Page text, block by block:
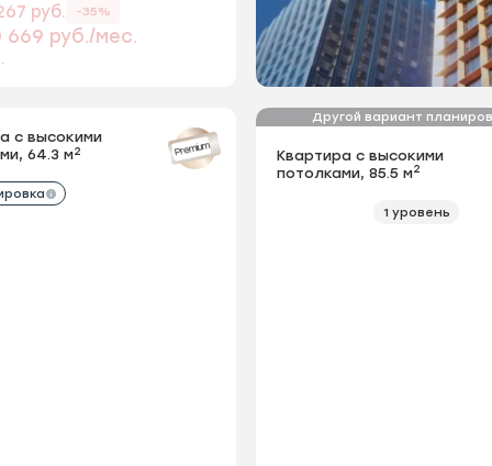
руб. -35%
669 руб./мес.
с высокими
64.3 м2 Premium
потолками, 64.3 м2
Другой вариант
Квартира с высокими
потолками, 85.5 м2
1 уровень